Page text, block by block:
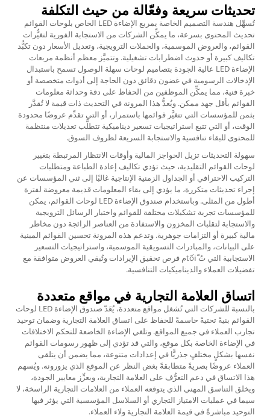
تحديثات سريعة وفعّالة من حيث التكلفة
تُسهِّل هندسة التصميم الخاصة بمربع الإضاءة LED الخاص بلوحات القوائم
تحديث المحتوى بسرعة، ما يمكِّن الشركات من الاستجابة الفورية لتغيُّرات
القوائم، والعروض الموسمية، والحملات الترويجية، وتعديل الأسعار دون تكبُّد
تكاليف كبيرة أو حدوث اضطرابات تشغيلية. وتتميَّز معظم أنظمة مربعات
الإضاءة LED عالية الجودة بتصاميم لوحات سهلة الوصول تسمح باستبدال
الإدخالات الرسومية في غضون دقائق دون الحاجة إلى أدوات متخصصة أو
خبرة فنية، مما يمكِّن الموظفين من الحفاظ على دقة وحداثة معلومات
القوائم بأقل جهد ممكن. ويُعدُّ هذا المرونة في التحديث ذات قيمة لا تُقدَّر
بثمن للمؤسسات التي تتغيَّر قوائمها باستمرار، أو التي تقدِّم عروضًا محدودة
الوقت، أو التي تتبع استراتيجيات تسعير ديناميكية تتطلَّب تعديلات منتظمة
للمحتوى للبقاء تنافسية والاستجابة السريعة لظروف السوق.
سهولة التحديثات تزيل الحواجز المالية وأوقات الانتظار المرتبطة بتغيير
لوحات القوائم التقليدية، حيث تؤدي تكاليف إعادة الطباعة ومتطلبات
التركيب الاحترافي أو الجداول الزمنية الإنتاجية غالبًا إلى ثني المؤسسات عن
إجراء تحديثات متكررة، ما يؤدي إلى بقاء المعلومات قديمة معروضة لفترة
أطول من المثلى. وباستخدام صندوق الإضاءة LED لوحات القوائم، يمكن
للمؤسسات تجربة تشكيلات مختلفة للقوائم واختبار الرسائل الترويجية
والاستجابة لتقلبات المخزون والاستفادة من العناصر الرائجة دون مخاطر
مالية كبيرة أو التزامات جوهرية. وتدعم هذه المرونة تحسين القوائم المبنية
على البيانات، والمبادرات التسويقية الموسمية، واستراتيجيات التسعير
الاستجابية التي تُ tốiّم فرص تحقيق الإيرادات وتُبقي العروض متوافقة مع
تفضيلات العملاء والديناميكيات التنافسية.
اتساق العلامة التجارية في مواقع متعددة
بالنسبة للشركات التي تُشغل مواقع متعددة، يُعَدّ صندوق الإضاءة LED لوحات
القوائم بنيةً تحتيةً حاسمةً للحفاظ على اتساق العلامة التجارية وضمان توحيد
تجارب العملاء في جميع المواقع. وتلغي الإضاءة الخاضعة للتحكم الاختلافات
في الإضاءة الخاصة بكل موقع، والتي قد تؤدي إلى ظهور رسومات القوائم
نفسها بشكلٍ مختلفٍ جذريًّا في إعدادات متنوعة، مما يضمن أن يتلقى
العملاء عروضًا بصريةً متطابقةً بغض النظر عن الموقع الذي يزورونه. ويُسهم
هذا الاتساق في دعم التعرُّف على العلامة التجارية، ويعزِّز معايير الجودة،
ويخلق التناسق المهني الذي يتوقعه العملاء من العلامات التجارية الراسخة، لا
سيما في عمليات الامتياز التجاري أو السلاسل المؤسسية التي يؤثر فيها
التوحيد مباشرةً في قيمة العلامة التجارية ولاء العملاء.